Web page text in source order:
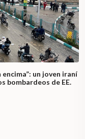
encima”: un joven iraní
bombardeos de EE.